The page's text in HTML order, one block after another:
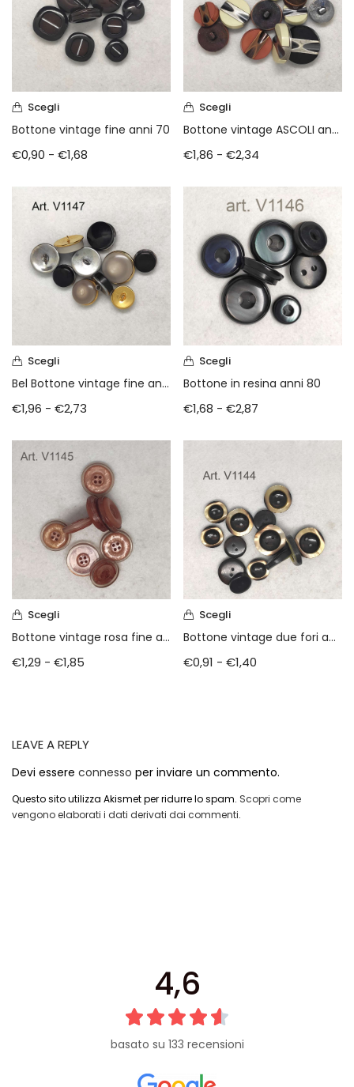
Scegli
Bottone vintage fine anni 70
€0,90 - €1,68
Scegli
Bottone vintage ASCOLI anni 70
€1,86 - €2,34
Scegli
Bel Bottone vintage fine anni 70
€1,96 - €2,73
Scegli
Bottone in resina anni 80
€1,68 - €2,87
Scegli
Bottone vintage rosa fine anni 80
€1,29 - €1,85
Scegli
Bottone vintage due fori anni 80
€0,91 - €1,40
LEAVE A REPLY
Devi essere connesso per inviare un commento.
Questo sito utilizza Akismet per ridurre lo spam. Scopri come
vengono elaborati i dati derivati dai commenti.
4,6
basato su 133 recensioni